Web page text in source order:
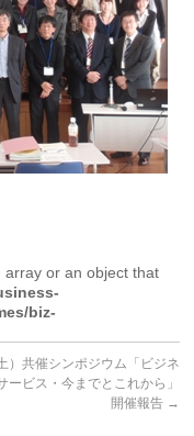
or an object that
biz-
）共催シンポジウム「ビジネ
ービス・今までとこれから」
開催報告 →